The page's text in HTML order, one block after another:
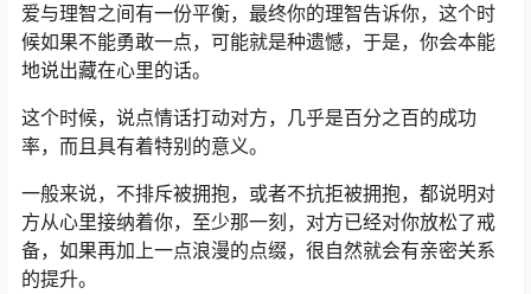
爱与理智之间有一份平衡，最终你的理智告诉你，这个时
候如果不能勇敢一点，可能就是种遗憾，于是，你会本能
地说出藏在心里的话。
这个时候，说点情话打动对方，几乎是百分之百的成功
率，而且具有着特别的意义。
一般来说，不排斥被拥抱，或者不抗拒被拥抱，都说明对
方从心里接纳着你，至少那一刻，对方已经对你放松了戒
备，如果再加上一点浪漫的点缀，很自然就会有亲密关系
的提升。